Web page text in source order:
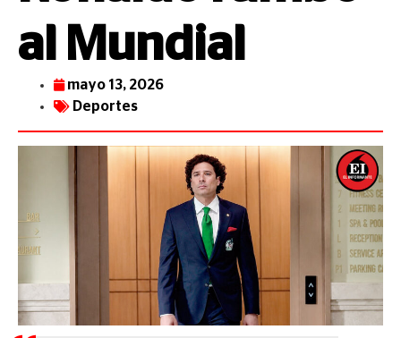
al Mundial
mayo 13, 2026
Deportes